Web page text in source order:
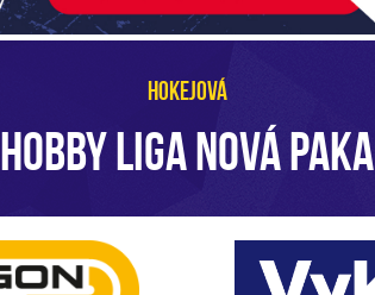
HOKEJOVÁ
HOBBY LIGA NOVÁ PAKA